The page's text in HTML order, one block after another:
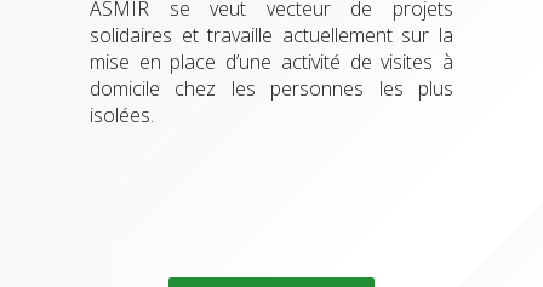
ASMIR se veut vecteur de projets
solidaires et travaille actuellement sur la
mise en place d’une activité de visites à
domicile chez les personnes les plus
isolées.